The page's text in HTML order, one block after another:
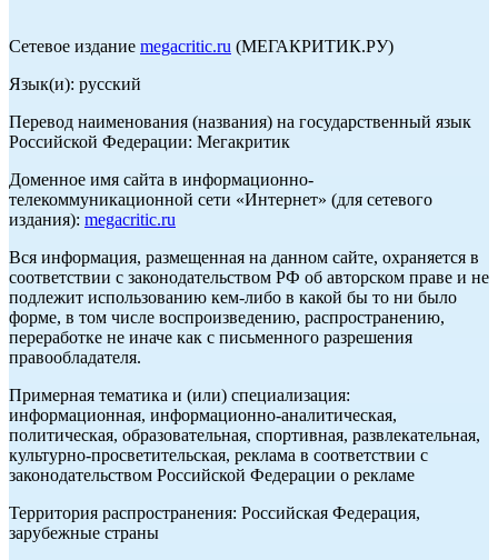
Сетевое издание megacritic.ru (МЕГАКРИТИК.РУ)
Язык(и): русский
Перевод наименования (названия) на государственный язык
Российской Федерации: Мегакритик
Доменное имя сайта в информационно-
телекоммуникационной сети «Интернет» (для сетевого
издания): megacritic.ru
Вся информация, размещенная на данном сайте, охраняется в
соответствии с законодательством РФ об авторском праве и не
подлежит использованию кем-либо в какой бы то ни было
форме, в том числе воспроизведению, распространению,
переработке не иначе как с письменного разрешения
правообладателя.
Примерная тематика и (или) специализация:
информационная, информационно-аналитическая,
политическая, образовательная, спортивная, развлекательная,
культурно-просветительская, реклама в соответствии с
законодательством Российской Федерации о рекламе
Территория распространения: Российская Федерация,
зарубежные страны